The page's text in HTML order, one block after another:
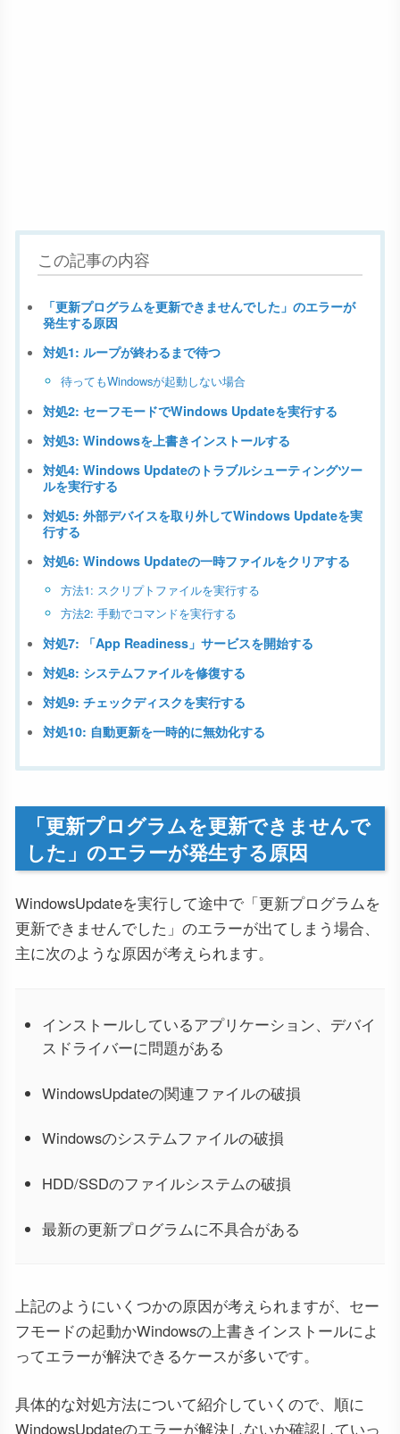
この記事の内容
「更新プログラムを更新できませんでした」のエラーが
発生する原因
対処1: ループが終わるまで待つ
待ってもWindowsが起動しない場合
対処2: セーフモードでWindows Updateを実行する
対処3: Windowsを上書きインストールする
対処4: Windows Updateのトラブルシューティングツー
ルを実行する
対処5: 外部デバイスを取り外してWindows Updateを実
行する
対処6: Windows Updateの一時ファイルをクリアする
方法1: スクリプトファイルを実行する
方法2: 手動でコマンドを実行する
対処7: 「App Readiness」サービスを開始する
対処8: システムファイルを修復する
対処9: チェックディスクを実行する
対処10: 自動更新を一時的に無効化する
「更新プログラムを更新できませんで
した」のエラーが発生する原因
WindowsUpdateを実行して途中で「更新プログラムを
更新できませんでした」のエラーが出てしまう場合、
主に次のような原因が考えられます。
インストールしているアプリケーション、デバイ
スドライバーに問題がある
WindowsUpdateの関連ファイルの破損
Windowsのシステムファイルの破損
HDD/SSDのファイルシステムの破損
最新の更新プログラムに不具合がある
上記のようにいくつかの原因が考えられますが、セー
フモードの起動かWindowsの上書きインストールによ
ってエラーが解決できるケースが多いです。
具体的な対処方法について紹介していくので、順に
WindowsUpdateのエラーが解決しないか確認していっ